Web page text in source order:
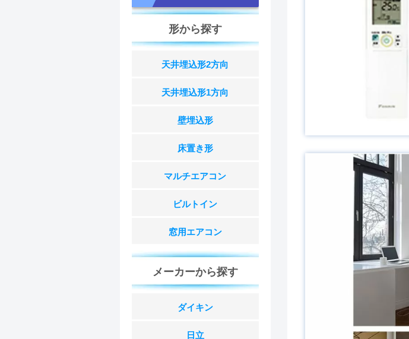
形から探す
天井埋込形2方向
天井埋込形1方向
壁埋込形
床置き形
マルチエアコン
ビルトイン
窓用エアコン
メーカーから探す
ダイキン
日立